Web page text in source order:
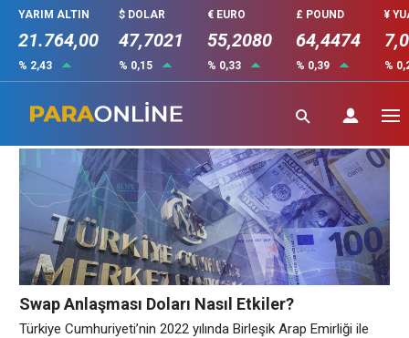
YARIM ALTIN
21.764,00
% 2,43
$ DOLAR
47,7021
% 0,15
€ EURO
55,2080
% 0,33
£ POUND
64,4474
% 0,39
¥
%
Swap Anlaşması ne demek
Swap Anlaşması Doları Nasıl Etkiler?
Türkiye Cumhuriyeti’nin 2022 yılında Birleşik Arap Emirliği ile